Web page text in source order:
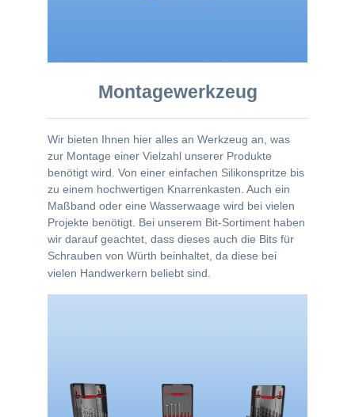
Montagewerkzeug
Wir bieten Ihnen hier alles an Werkzeug an, was
zur Montage einer Vielzahl unserer Produkte
benötigt wird. Von einer einfachen Silikonspritze bis
zu einem hochwertigen Knarrenkasten. Auch ein
Maßband oder eine Wasserwaage wird bei vielen
Projekte benötigt. Bei unserem Bit-Sortiment haben
wir darauf geachtet, dass dieses auch die Bits für
Schrauben von Würth beinhaltet, da diese bei
vielen Handwerkern beliebt sind.